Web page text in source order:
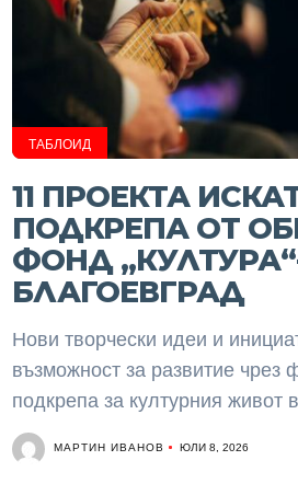
ТАБЛОИД
11 ПРОЕКТА
ПОДКРЕПА ОТ
ФОНД
БЛАГОЕВГРАД
Нови творчески идеи и
възможност за развитие чрез
подкрепа за културния живот
МАРТИН ИВАНОВ ЮЛИ 8, 2026